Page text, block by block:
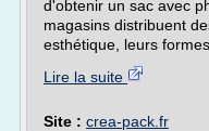
d'obtenir un sac avec
magasins distribuent
esthétique, leurs
Lire la suite
Site : crea-pack.fr